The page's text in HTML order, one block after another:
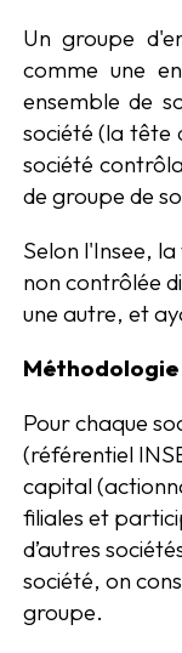
Un groupe
comme une
ensemble de
société (la tête
société
de groupe de
Selon l'Insee,
non contrôlée
une autre, et
Pour chaque
(référentiel
capital
filiales et
d’autres
société, on
groupe.